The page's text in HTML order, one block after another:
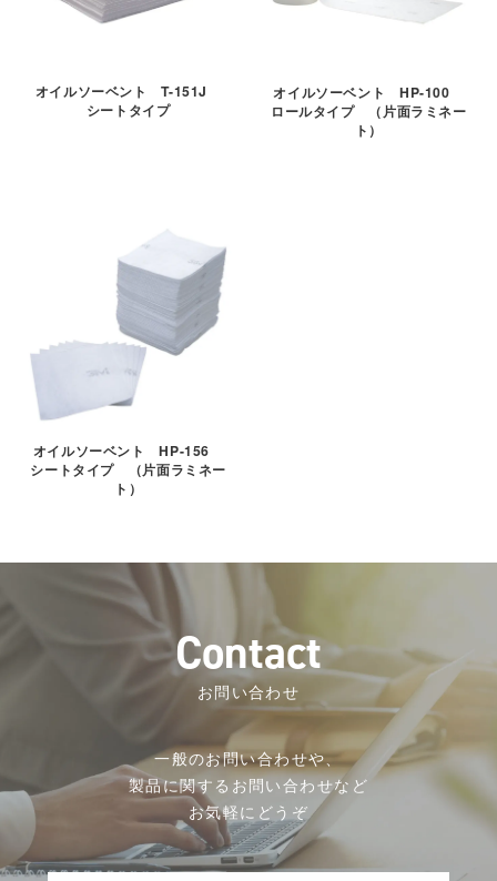
オイルソーベント T-151J
シートタイプ
オイルソーベント HP-100
ロールタイプ （片面ラミネー
ト）
オイルソーベント HP-156
シートタイプ （片面ラミネー
ト）
Contact
お問い合わせ
一般のお問い合わせや、
製品に関するお問い合わせなど
お気軽にどうぞ